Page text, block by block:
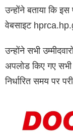
उन्होंने बताया कि
वेबसाइट
उन्होंने सभी
अपलोड किए गए
निर्धारित समय पर